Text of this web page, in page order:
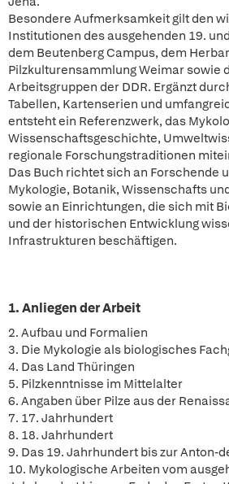
Besondere Aufmerksamkeit gilt den
Institutionen des ausgehenden 19.
dem Beutenberg Campus, dem
Pilzkulturensammlung Weimar sowie
Arbeitsgruppen der DDR. Ergänzt
Tabellen, Kartenserien und
entsteht ein Referenzwerk, das
Wissenschaftsgeschichte,
regionale Forschungstraditionen
Das Buch richtet sich an Forschende
Mykologie, Botanik, Wissenschafts
sowie an Einrichtungen, die sich mit
und der historischen Entwicklung
Infrastrukturen beschäftigen.
1. Anliegen der Arbeit
2. Aufbau und Formalien
3. Die Mykologie als biologisches
4. Das Land Thüringen
5. Pilzkenntnisse im Mittelalter
6. Angaben über Pilze aus der
7. 17. Jahrhundert
8. 18. Jahrhundert
9. Das 19. Jahrhundert bis zur Anton-
10. Mykologische Arbeiten vom